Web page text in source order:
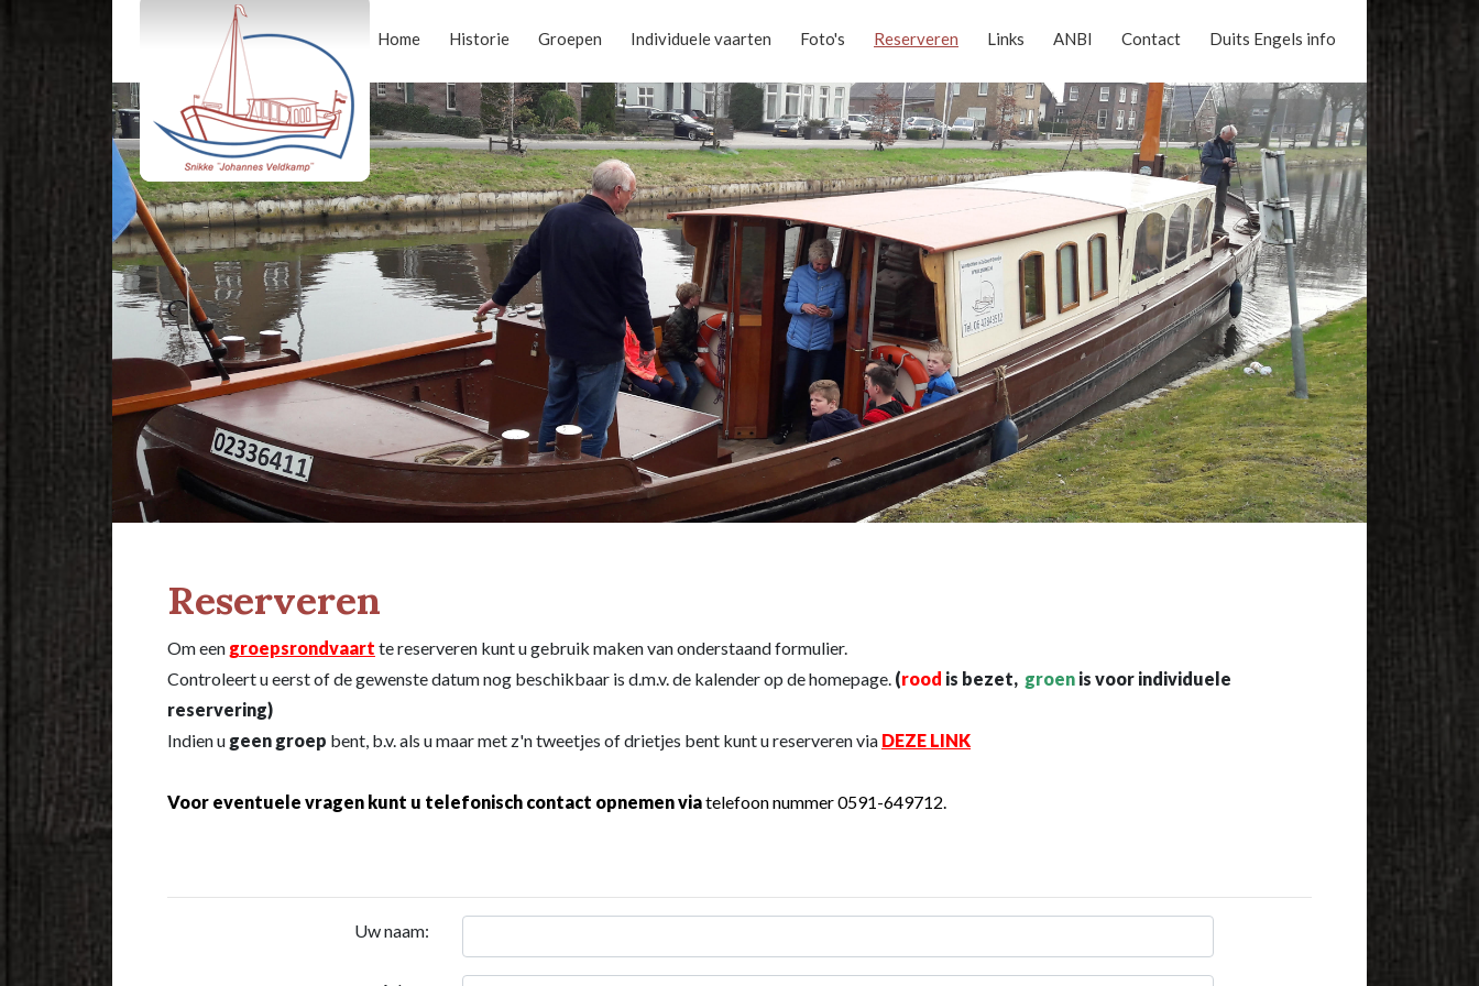
Home Historie Groepen Individuele vaarten Foto's Reserveren Links ANBI Contact Duits Engels info
Reserveer nu online uw vaart
Reserveren
Om een groepsrondvaart te reserveren kunt u gebruik maken van onderstaand formulier.
Controleert u eerst of de gewenste datum nog beschikbaar is d.m.v. de kalender op de homepage. (rood is bezet, groen is voor individuele
reservering)
Indien u geen groep bent, b.v. als u maar met z'n tweetjes of drietjes bent kunt u reserveren via DEZE LINK
Voor eventuele vragen kunt u telefonisch contact opnemen viatelefoon nummer 0591-649712.
Uw naam: